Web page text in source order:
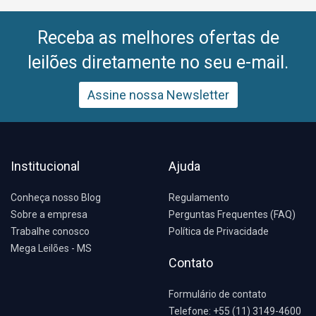
20 Torneiras - Mod. E Tam. Diversos – Mostruário; 1 TP Link; 1
Transformador 2000va – Fiolux; 1 TV Samsung - 32pol; 6 Válvulas De
Retenção - Ponteiras Brec; 20 Varões Para Cortinas Mod. E Tam. Diversos;
9 Vaselinas - 90gm; 3 Vasos Sanitário; 7 Vassouras; 15
Centro, no Município de Mirante do Paranapanema/SP, tendo sido nomeado
Receba as melhores ofertas de
leilões diretamente no seu e-mail.
Assine nossa Newsletter
Institucional
Conheça nosso Blog
Sobre a empresa
Trabalhe conosco
Mega Leilões - MS
Ajuda
Regulamento
Perguntas Frequentes (FAQ)
Política de Privacidade
Contato
Formulário de contato
Telefone: +55 (11) 3149-4600